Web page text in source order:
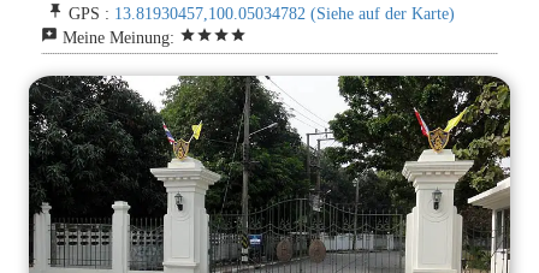
push_pin GPS : 13.81930457,100.05034782 (Siehe auf der Karte)
reviews Meine Meinung: starstarstarstar